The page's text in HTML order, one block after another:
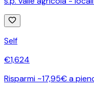
Self
€1,624
Risparmi ~17,95€ a